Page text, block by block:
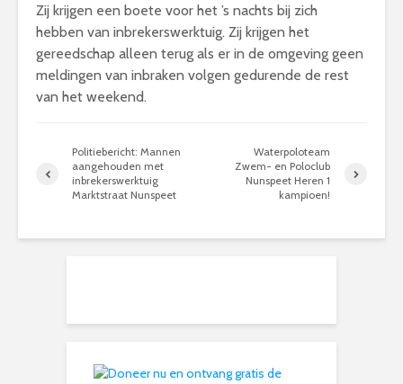
Zij krijgen een boete voor het ’s nachts bij zich
hebben van inbrekerswerktuig. Zij krijgen het
gereedschap alleen terug als er in de omgeving geen
meldingen van inbraken volgen gedurende de rest
van het weekend.
Politiebericht: Mannen
aangehouden met
inbrekerswerktuig
Marktstraat Nunspeet
Waterpoloteam
Zwem- en Poloclub
Nunspeet Heren 1
kampioen!